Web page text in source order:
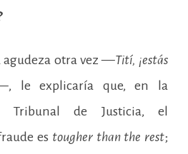
agudeza otra vez —Tití, ¡estás
le explicaría que, en la
Tribunal de Justicia, el
es tougher than the rest;